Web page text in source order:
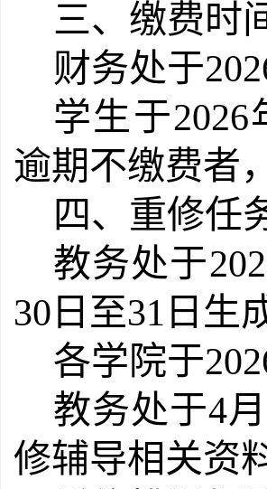
三、缴费时
财务处于
学生于2026
逾期不缴费者
四、重修任
教务处于
30日至31日生
各学院于
教务处于4
修辅导相关资